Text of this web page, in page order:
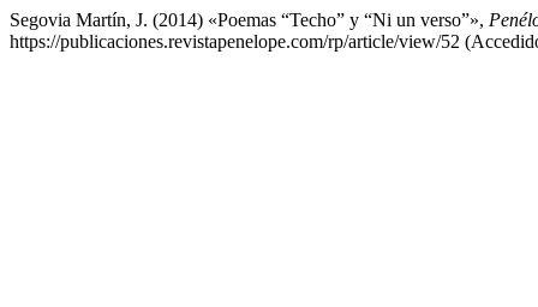
Segovia Martín, J. (2014) «Poemas “Techo” y “Ni un verso”»,
https://publicaciones.revistapenelope.com/rp/article/view/52